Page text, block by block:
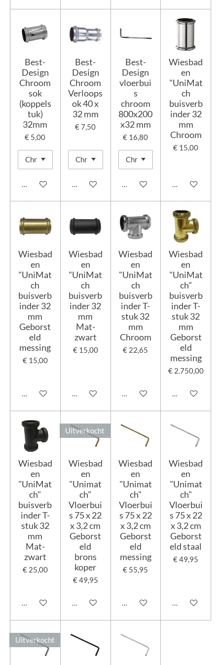
Best-
Design
Chroom
sok
(koppels
tuk)
32mm
€ 5,00
In winkelwagen
Best-
Design
Chroom
Verloops
ok 40 x
32 mm
€ 7,50
In winkelwagen
Best-
Design
vloerbui
s
chroom
800x200
x32 mm
€ 16,80
In winkelwagen
Wiesbad
en
"UniMat
ch
buisverb
inder 32
mm
Chroom
€ 15,00
In
Wiesbad
en
"UniMat
ch
buisverb
inder 32
mm
Geborst
eld
messing
€ 15,00
In winkelwagen
Wiesbad
en
"UniMat
ch
buisverb
inder 32
mm
Mat-
zwart
€ 15,00
In winkelwagen
Wiesbad
en
"UniMat
ch
buisverb
inder T-
stuk 32
mm
Chroom
€ 22,65
In winkelwagen
Wiesbad
en
"UniMat
ch"
buisverb
inder T-
stuk 32
mm
Geborst
eld
messing
€ 2.750,00
In
Wiesbad
en
"UniMat
ch"
buisverb
inder T-
stuk 32
mm
Mat-
zwart
€ 25,00
In winkelwagen
Uitverkocht
Wiesbad
en
"Unimat
ch"
Vloerbui
s 75 x 22
x 3,2 cm
Geborst
eld
brons
koper
€ 49,95
Houd mij op de hoogte
Wiesbad
en
"Unimat
ch"
Vloerbui
s 75 x 22
x 3,2 cm
Geborst
eld
messing
€ 55,95
In winkelwagen
Wiesbad
en
"Unimat
ch"
Vloerbui
s 75 x 22
x 3,2 cm
Geborst
eld staal
€ 49,95
In
Uitverkocht